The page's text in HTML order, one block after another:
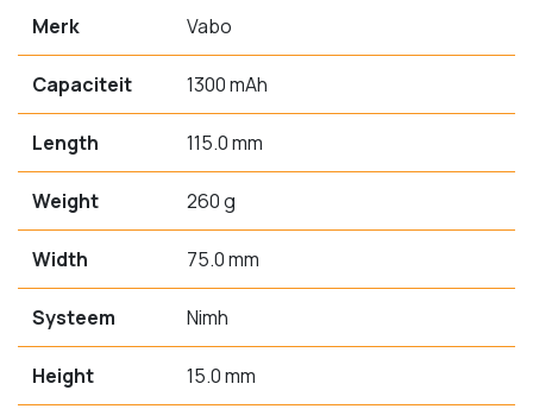
Merk Vabo
Capaciteit 1300 mAh
Length 115.0 mm
Weight 260 g
Width 75.0 mm
Systeem Nimh
Height 15.0 mm